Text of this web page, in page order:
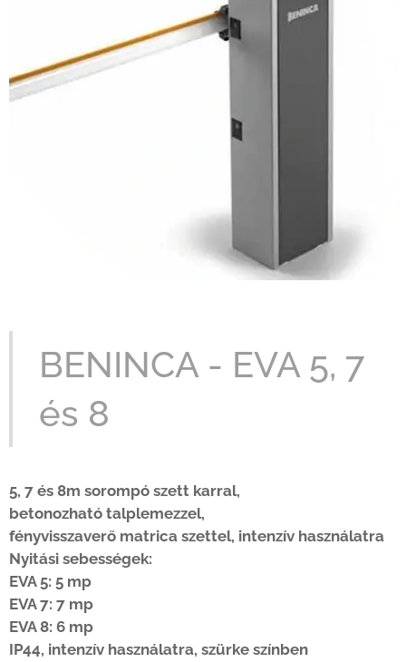
BENINCA - EVA 5, 7
és 8
5, 7 és 8m sorompó szett karral,
betonozható talplemezzel,
fényvisszaverő matrica szettel, intenzív használatra
Nyitási sebességek:
EVA 5: 5 mp
EVA 7: 7 mp
EVA 8: 6 mp
IP44, intenzív használatra, szürke színben